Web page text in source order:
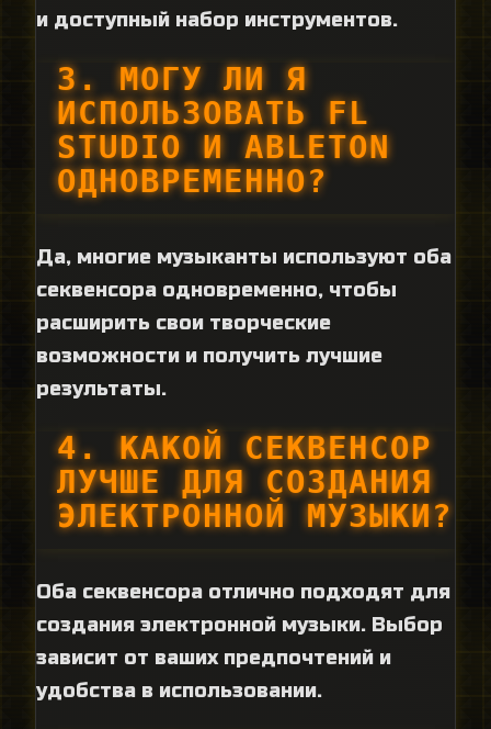
и доступный набор инструментов.
3. МОГУ ЛИ Я
ИСПОЛЬЗОВАТЬ FL
STUDIO И ABLETON
ОДНОВРЕМЕННО?
Да, многие музыканты используют оба
секвенсора одновременно, чтобы
расширить свои творческие
возможности и получить лучшие
результаты.
4. КАКОЙ СЕКВЕНСОР
ЛУЧШЕ ДЛЯ СОЗДАНИЯ
ЭЛЕКТРОННОЙ МУЗЫКИ?
Оба секвенсора отлично подходят для
создания электронной музыки. Выбор
зависит от ваших предпочтений и
удобства в использовании.